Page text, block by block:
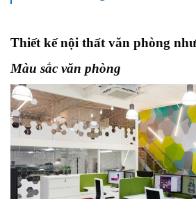
Thiết kế nội thất văn phòng
Màu sắc văn phòng